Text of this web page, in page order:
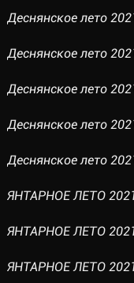
Деснянское лето
Деснянское лето
Деснянское лето
Деснянское лето
Деснянское лето
ЯНТАРНОЕ ЛЕТО
ЯНТАРНОЕ ЛЕТО
ЯНТАРНОЕ ЛЕТО